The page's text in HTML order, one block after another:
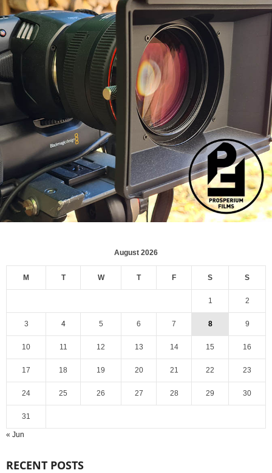
August 2026
M T W T F S S
1 2
3 4 5 6 7 8 9
10 11 12 13 14 15 16
17 18 19 20 21 22 23
24 25 26 27 28 29 30
31
« Jun
RECENT POSTS